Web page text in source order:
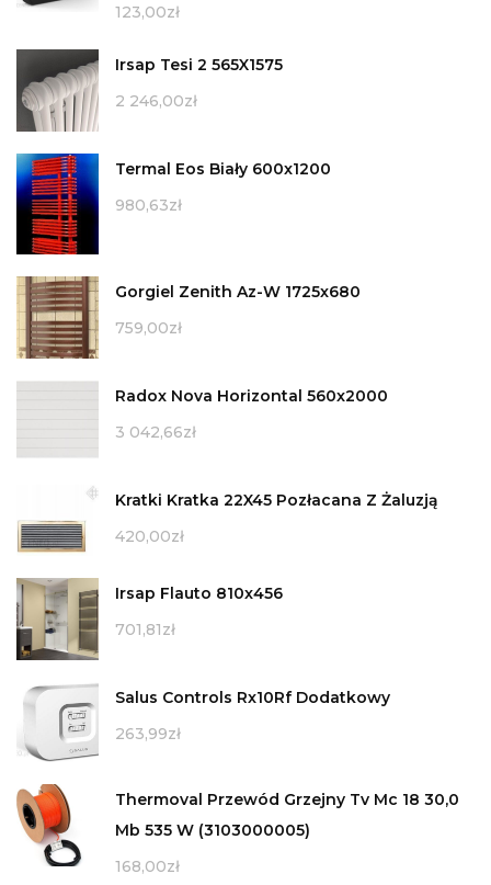
123,00zł
Irsap Tesi 2 565X1575
2 246,00zł
Termal Eos Biały 600x1200
980,63zł
Gorgiel Zenith Az-W 1725x680
759,00zł
Radox Nova Horizontal 560x2000
3 042,66zł
Kratki Kratka 22X45 Pozłacana Z Żaluzją
420,00zł
Irsap Flauto 810x456
701,81zł
Salus Controls Rx10Rf Dodatkowy
263,99zł
Thermoval Przewód Grzejny Tv Mc 18 30,0
Mb 535 W (3103000005)
168,00zł